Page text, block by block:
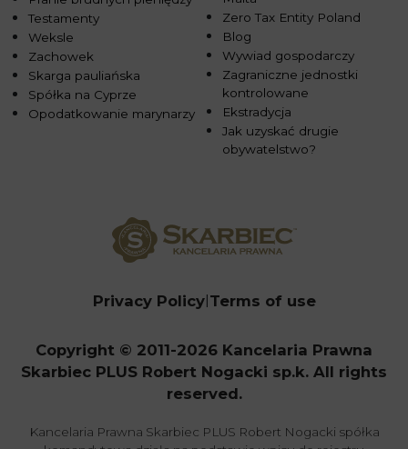
Testamenty
Weksle
Zachowek
Skarga pauliańska
Spółka na Cyprze
Opodatkowanie marynarzy
Zero Tax Entity Poland
Blog
Wywiad gospodarczy
Zagraniczne jednostki
kontrolowane
Ekstradycja
Jak uzyskać drugie
obywatelstwo?
Privacy Policy Terms of use
Copyright © 2011-2026 Kancelaria Prawna
Skarbiec PLUS Robert Nogacki sp.k. All rights
reserved.
Kancelaria Prawna Skarbiec PLUS Robert Nogacki spółka